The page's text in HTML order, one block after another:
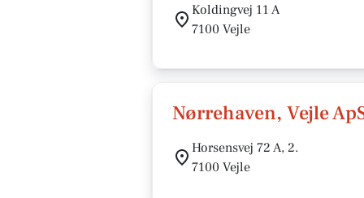
Koldingvej 11 A
7100 Vejle
Nørrehaven, Vejle
Horsensvej 72 A, 2.
7100 Vejle